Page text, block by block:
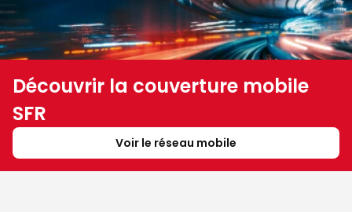
Découvrir la couverture mobile
SFR
Voir le réseau mobile